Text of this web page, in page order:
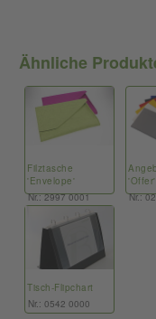
Ähnliche
Filztasche
'Envelope'
Nr.: 2997 0001
'Offer'
Nr.:
Tisch-Flipchart
Nr.: 0542 0000